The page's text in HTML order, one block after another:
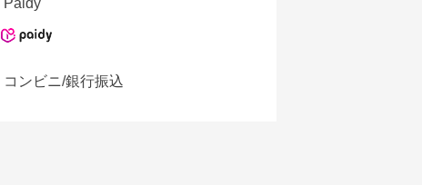
Paidy
コンビニ/銀行振込